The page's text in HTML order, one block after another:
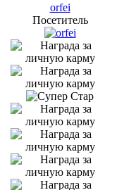
orfei
Посетитель